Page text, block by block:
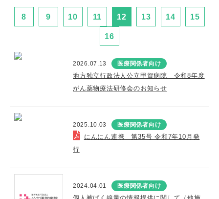
8 9 10 11 12 13 14 15
16
2026.07.13 医療関係者向け
地方独立行政法人公立甲賀病院 令和8年度
がん薬物療法研修会のお知らせ
2025.10.03 医療関係者向け
にんにん連携 第35号 令和7年10月発
行
2024.04.01 医療関係者向け